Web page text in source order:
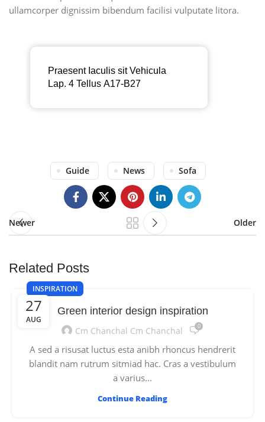
ullamcorper dignissim bibendum facilisi vulputate litora.
Praesent Iaculis sit Vehicula
Lap. 4 Tellus A17-B27
Guide News Sofa
Newer Older
Related Posts
27
AUG
INSPIRATION
Green interior design inspiration
Cm Chanchal Cm Chanchal 0
A sed a risusat luctus esta anibh rhoncus hendrerit
blandit nam rutrum sitmiad hac. Cras a vestibulum
a varius...
Continue Reading